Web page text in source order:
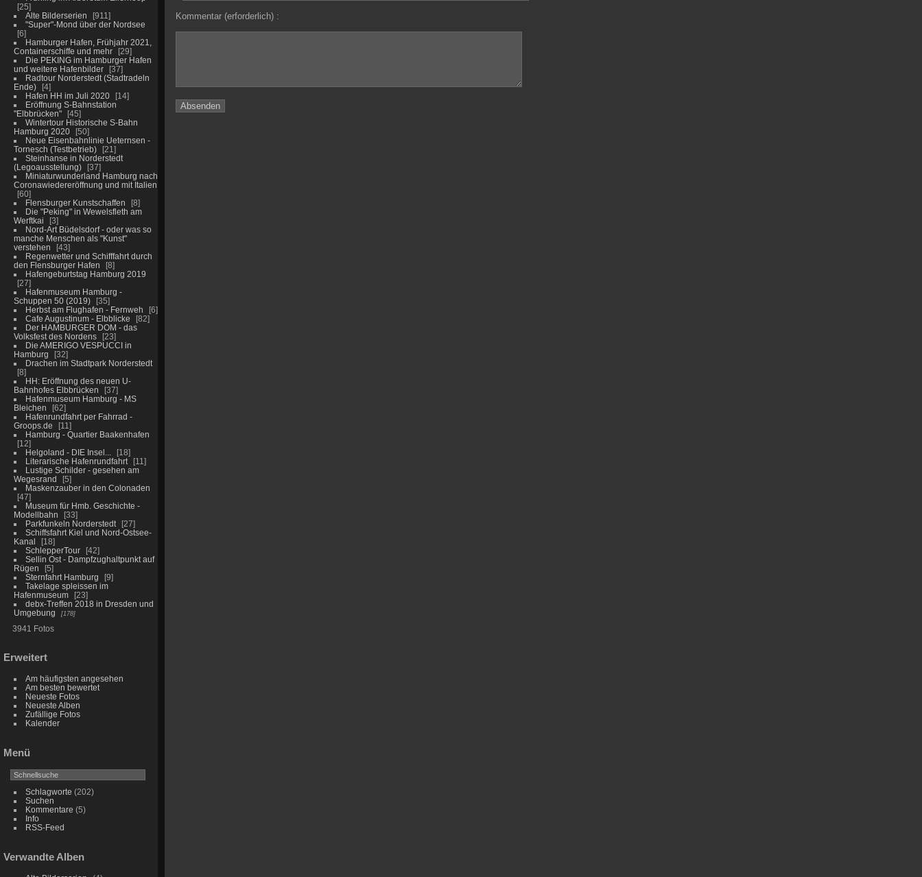
25
Alte Bilderserien
911
"Super"-Mond über der Nordsee
6
Hamburger Hafen, Frühjahr 2021,
Containerschiffe und mehr
29
Die PEKING im Hamburger Hafen
und weitere Hafenbilder
37
Radtour Norderstedt (Stadtradeln
Ende)
4
Hafen HH im Juli 2020
14
Eröffnung S-Bahnstation
"Elbbrücken"
45
Wintertour Historische S-Bahn
Hamburg 2020
50
Neue Eisenbahnlinie Ueternsen -
Tornesch (Testbetrieb)
21
Steinhanse in Norderstedt
(Legoausstellung)
37
Miniaturwunderland Hamburg nach
Coronawiedereröffnung und mit Italien
60
Flensburger Kunstschaffen
8
Die "Peking" in Wewelsfleth am
Werftkai
3
Nord-Art Büdelsdorf - oder was so
manche Menschen als "Kunst"
verstehen
43
Regenwetter und Schifffahrt durch
den Flensburger Hafen
8
Hafengeburtstag Hamburg 2019
27
Hafenmuseum Hamburg -
Schuppen 50 (2019)
35
Herbst am Flughafen - Fernweh
6
Cafe Augustinum - Elbblicke
82
Der HAMBURGER DOM - das
Volksfest des Nordens
23
Die AMERIGO VESPUCCI in
Hamburg
32
Drachen im Stadtpark Norderstedt
8
HH: Eröffnung des neuen U-
Bahnhofes Elbbrücken
37
Hafenmuseum Hamburg - MS
Bleichen
62
Hafenrundfahrt per Fahrrad -
Groops.de
11
Hamburg - Quartier Baakenhafen
12
Helgoland - DIE Insel...
18
Literarische Hafenrundfahrt
11
Lustige Schilder - gesehen am
Wegesrand
5
Maskenzauber in den Colonaden
47
Museum für Hmb. Geschichte -
Modellbahn
33
Parkfunkeln Norderstedt
27
Schiffsfahrt Kiel und Nord-Ostsee-
Kanal
18
SchlepperTour
42
Sellin Ost - Dampfzughaltpunkt auf
Rügen
5
Sternfahrt Hamburg
9
Takelage spleissen im
Hafenmuseum
23
debx-Treffen 2018 in Dresden und
Umgebung
178
3941 Fotos
Erweitert
Am häufigsten angesehen
Am besten bewertet
Neueste Fotos
Neueste Alben
Zufällige Fotos
Kalender
Menü
Schlagworte (202)
Suchen
Kommentare (5)
Info
RSS-Feed
Verwandte Alben
Kommentar (erforderlich) :